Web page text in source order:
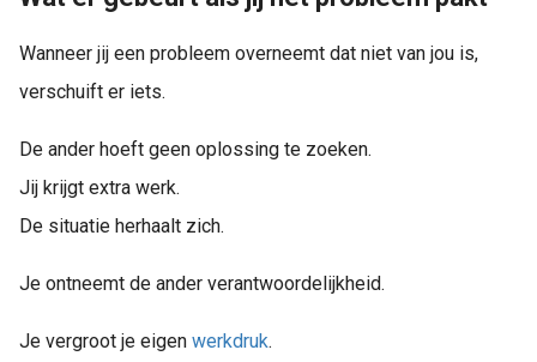
Wanneer jij een probleem overneemt dat niet van jou is,
verschuift er iets.
De ander hoeft geen oplossing te zoeken.
Jij krijgt extra werk.
De situatie herhaalt zich.
Je ontneemt de ander verantwoordelijkheid.
Je vergroot je eigen werkdruk.